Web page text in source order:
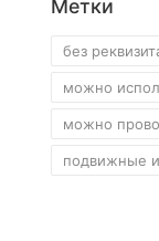
Метки
без
можно
можно
подвижные